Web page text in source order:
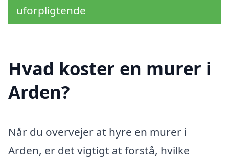
uforpligtende
Hvad koster en murer i
Arden?
Når du overvejer at hyre en murer i
Arden, er det vigtigt at forstå, hvilke